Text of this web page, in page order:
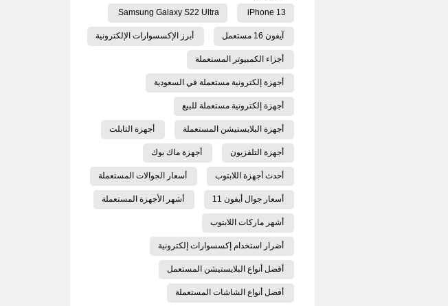
iPhone 13
Samsung Galaxy S22 Ultra
آيفون 16 مستعمل أبرز الإكسسوارات الإلكترونية
أجزاء الكمبيوتر المستعملة
أجهزة إلكترونية مستعملة في السعودية
أجهزة إلكترونية مستعملة للبيع
أجهزة البلايستيشن المستعملة أجهزة التابلت
أجهزة التلفزيون أجهزة ماك بوك
أحدث أجهزة اللابتوب أسعار الجوالات المستعملة
أسعار جوال أيفون 11 أشهر الأجهزة المستعملة
أشهر ماركات اللابتوب
أضرار استخدام إكسسوارات إلكترونية
أفضل أنواع البلايستيشن المستعمل
أفضل أنواع الشاشات المستعملة